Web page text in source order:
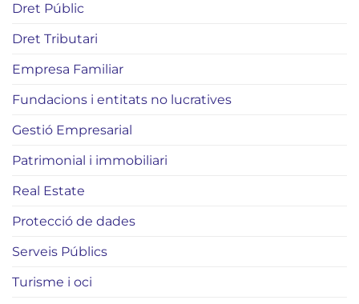
Dret Públic
Dret Tributari
Empresa Familiar
Fundacions i entitats no lucratives
Gestió Empresarial
Patrimonial i immobiliari
Real Estate
Protecció de dades
Serveis Públics
Turisme i oci